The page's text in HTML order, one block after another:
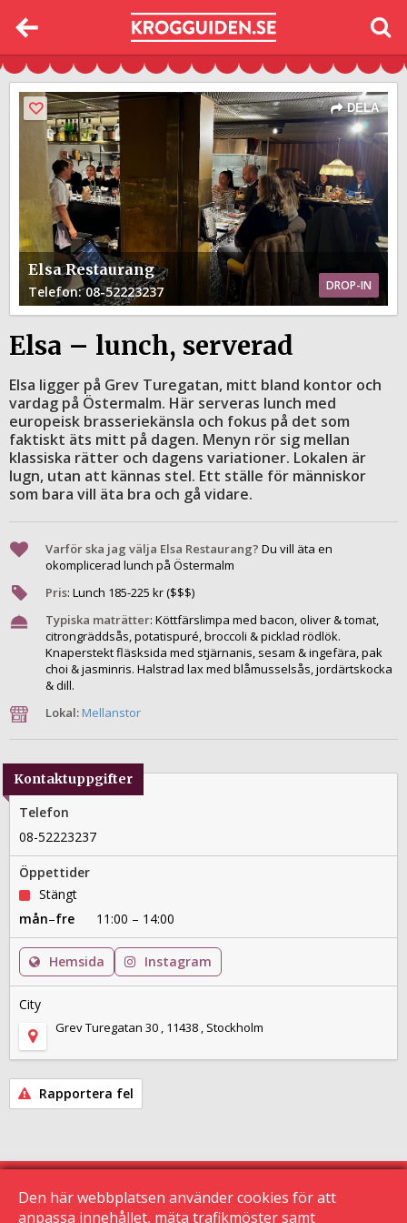
Elsa Restaurang
Telefon: 08-52223237 DROP-IN
DELA
Elsa – lunch, serverad
Elsa ligger på Grev Turegatan, mitt bland kontor och
vardag på Östermalm. Här serveras lunch med
europeisk brasserie­känsla och fokus på det som
faktiskt äts mitt på dagen. Menyn rör sig mellan
klassiska rätter och dagens variationer. Lokalen är
lugn, utan att kännas stel. Ett ställe för människor
som bara vill äta bra och gå vidare.
Varför ska jag välja Elsa Restaurang? Du vill äta en
okomplicerad lunch på Östermalm
Pris: Lunch 185-225 kr ($$$)
Typiska maträtter: Köttfärslimpa med bacon, oliver & tomat,
citrongräddsås, potatispuré, broccoli & picklad rödlök.
Knaperstekt fläsksida med stjärnanis, sesam & ingefära, pak
choi & jasminris. Halstrad lax med blåmusselsås, jordärtskocka
& dill.
Lokal:Mellanstor
Kontaktuppgifter
Telefon
08-52223237
Öppettider
Stängt
mån–fre 11:00 – 14:00
Hemsida Instagram
City
Grev Turegatan 30 , 11438 , Stockholm
Rapportera fel
Den här webbplatsen använder cookies för att
anpassa innehållet, mäta trafikmöster samt